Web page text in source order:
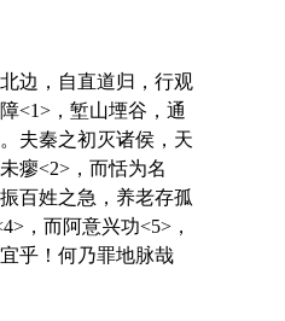
，自直道归，行观
<1>，堑山堙谷，通
夫秦之初灭诸侯，天
瘳<2>，而恬为名
百姓之急，养老存孤
，而阿意兴功<5>，
乎！何乃罪地脉哉